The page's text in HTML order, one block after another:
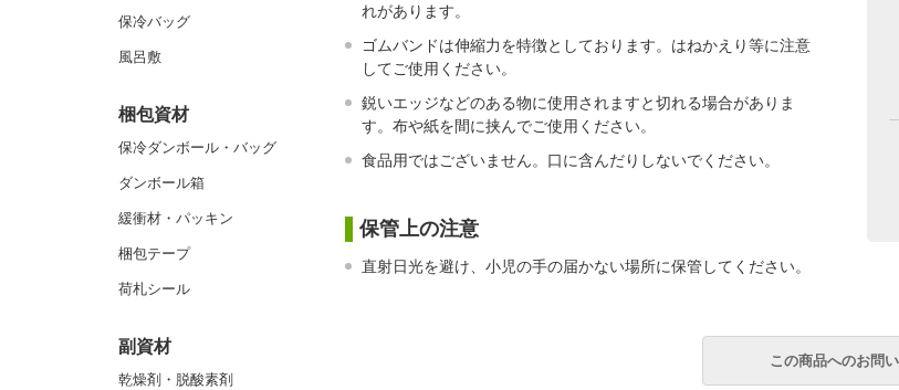
保冷バッグ
風呂敷
梱包資材
保冷ダンボール・バッグ
ダンボール箱
緩衝材・パッキン
梱包テープ
荷札シール
副資材
乾燥剤・脱酸素剤
れがあります。
ゴムバンドは伸縮力を特徴としております。はねかえり等に注意
してご使用ください。
鋭いエッジなどのある物に使用されますと切れる場合がありま
す。布や紙を間に挟んでご使用ください。
食品用ではございません。口に含んだりしないでください。
保管上の注意
直射日光を避け、小児の手の届かない場所に保管してください。